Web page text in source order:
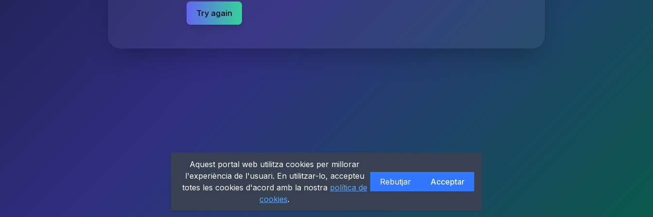
Try again
Aquest portal web utilitza cookies per millorar
l'experiència de l'usuari. En utilitzar-lo, accepteu
totes les cookies d'acord amb la nostra política de
cookies.
Rebutjar Acceptar